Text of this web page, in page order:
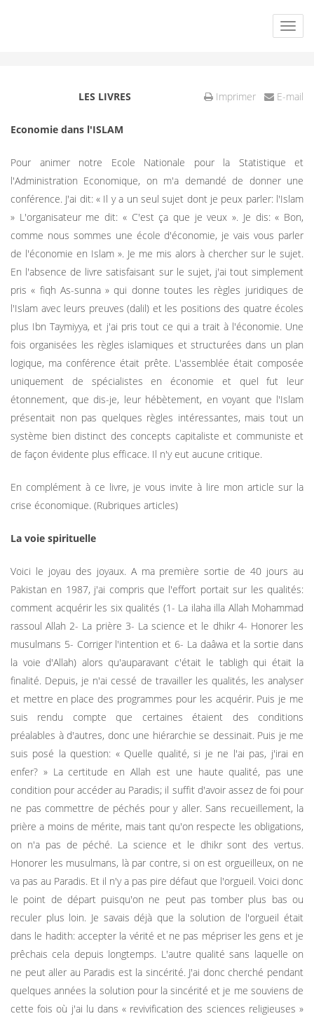
Imprimer E-mail
LES LIVRES
Economie dans l'ISLAM
Pour animer notre Ecole Nationale pour la Statistique et
l'Administration Economique, on m'a demandé de donner une
conférence. J'ai dit: « Il y a un seul sujet dont je peux parler: l'Islam
» L'organisateur me dit: « C'est ça que je veux ». Je dis: « Bon,
comme nous sommes une école d'économie, je vais vous parler
de l'économie en Islam ». Je me mis alors à chercher sur le sujet.
En l'absence de livre satisfaisant sur le sujet, j'ai tout simplement
pris « fiqh As-sunna » qui donne toutes les règles juridiques de
l'Islam avec leurs preuves (dalil) et les positions des quatre écoles
plus Ibn Taymiyya, et j'ai pris tout ce qui a trait à l'économie. Une
fois organisées les règles islamiques et structurées dans un plan
logique, ma conférence était prête. L'assemblée était composée
uniquement de spécialistes en économie et quel fut leur
étonnement, que dis-je, leur hébètement, en voyant que l'Islam
présentait non pas quelques règles intéressantes, mais tout un
système bien distinct des concepts capitaliste et communiste et
de façon évidente plus efficace. Il n'y eut aucune critique.
En complément à ce livre, je vous invite à lire mon article sur la
crise économique. (Rubriques articles)
La voie spirituelle
Voici le joyau des joyaux. A ma première sortie de 40 jours au
Pakistan en 1987, j'ai compris que l'effort portait sur les qualités:
comment acquérir les six qualités (1- La ilaha illa Allah Mohammad
rassoul Allah 2- La prière 3- La science et le dhikr 4- Honorer les
musulmans 5- Corriger l'intention et 6- La daâwa et la sortie dans
la voie d'Allah) alors qu'auparavant c'était le tabligh qui était la
finalité. Depuis, je n'ai cessé de travailler les qualités, les analyser
et mettre en place des programmes pour les acquérir. Puis je me
suis rendu compte que certaines étaient des conditions
préalables à d'autres, donc une hiérarchie se dessinait. Puis je me
suis posé la question: « Quelle qualité, si je ne l'ai pas, j'irai en
enfer? » La certitude en Allah est une haute qualité, pas une
condition pour accéder au Paradis; il suffit d'avoir assez de foi pour
ne pas commettre de péchés pour y aller. Sans recueillement, la
prière a moins de mérite, mais tant qu'on respecte les obligations,
on n'a pas de péché. La science et le dhikr sont des vertus.
Honorer les musulmans, là par contre, si on est orgueilleux, on ne
va pas au Paradis. Et il n'y a pas pire défaut que l'orgueil. Voici donc
le point de départ puisqu'on ne peut pas tomber plus bas ou
reculer plus loin. Je savais déjà que la solution de l'orgueil était
dans le hadith: accepter la vérité et ne pas mépriser les gens et je
prêchais cela depuis longtemps. L'autre qualité sans laquelle on
ne peut aller au Paradis est la sincérité. J'ai donc cherché pendant
quelques années la solution pour la sincérité et je me souviens de
cette fois où j'ai lu dans « revivification des sciences religieuses »